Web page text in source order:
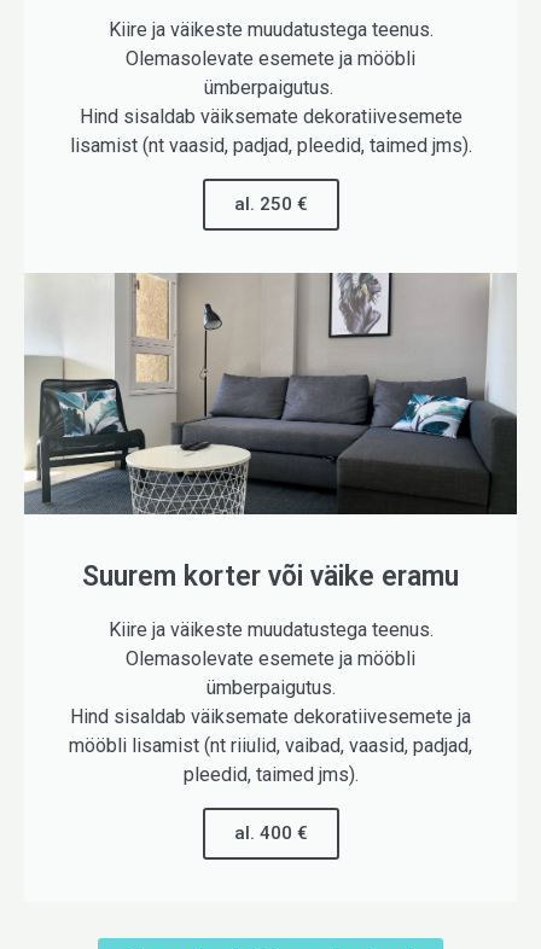
Kiire ja väikeste muudatustega teenus.
Olemasolevate esemete ja mööbli
ümberpaigutus.
Hind sisaldab väiksemate dekoratiivesemete
lisamist (nt vaasid, padjad, pleedid, taimed jms).
al. 250 €
Suurem korter või väike eramu
Kiire ja väikeste muudatustega teenus.
Olemasolevate esemete ja mööbli
ümberpaigutus.
Hind sisaldab väiksemate dekoratiivesemete ja
mööbli lisamist (nt riiulid, vaibad, vaasid, padjad,
pleedid, taimed jms).
al. 400 €